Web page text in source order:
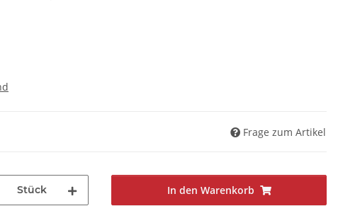
Frage zum Artikel
Stück In den Warenkorb